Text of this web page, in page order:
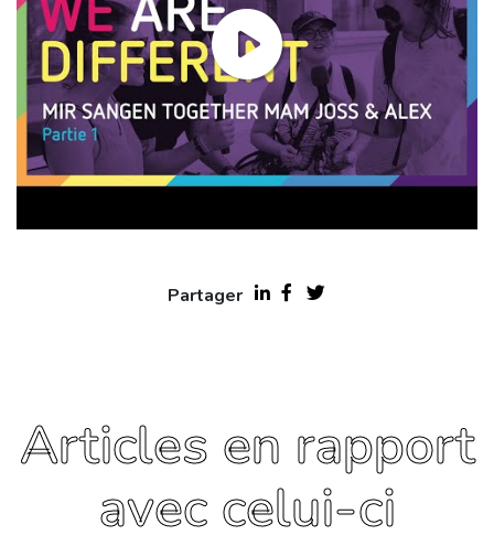
Partager
Articles en rapport
avec celui-ci